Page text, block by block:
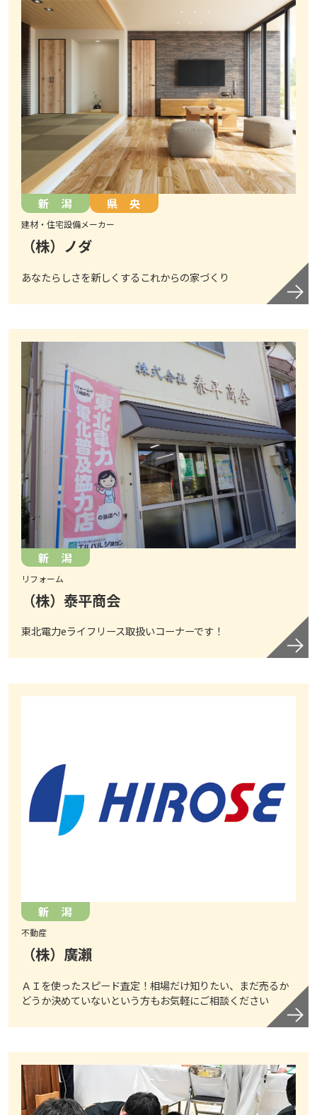
新 潟 県 央
建材・住宅設備メーカー
（株）ノダ
あなたらしさを新しくするこれからの家づくり
新 潟
リフォーム
（株）泰平商会
東北電力eライフリース取扱いコーナーです！
新 潟
不動産
（株）廣瀨
ＡＩを使ったスピード査定！相場だけ知りたい、まだ売るか
どうか決めていないという方もお気軽にご相談ください